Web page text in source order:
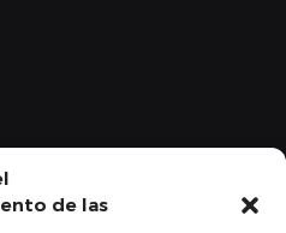
de las
COMBU